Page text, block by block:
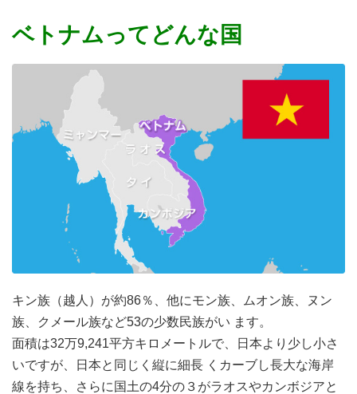
ベトナムってどんな国
キン族（越人）が約86％、他にモン族、ムオン族、ヌン
族、クメール族など53の少数民族がい ます。
面積は32万9,241平方キロメートルで、日本より少し小さ
いですが、日本と同じく縦に細長 くカーブし長大な海岸
線を持ち、さらに国土の4分の３がラオスやカンボジアと